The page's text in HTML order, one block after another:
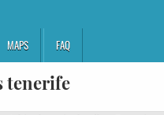
MAPS FAQ
tenerife